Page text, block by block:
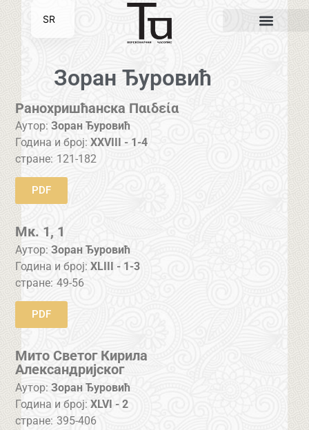
Зоран Ђуровић
Ранохришћанска Παιδεία
Аутор: Зоран Ђуровић
Година и број:XXVIII - 1-4
стране: 121-182
PDF
Мк. 1, 1
Аутор: Зоран Ђуровић
Година и број:XLIII - 1-3
стране: 49-56
PDF
Мито Светог Кирила
Александријског
Аутор: Зоран Ђуровић
Година и број:XLVI - 2
стране: 395-406
SR
EN